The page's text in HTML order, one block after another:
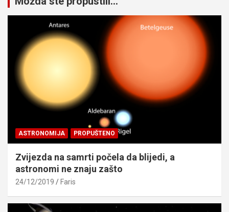
ASTRONOMIJA PROPUŠTENO
Zvijezda na samrti počela da blijedi, a
astronomi ne znaju zašto
24/12/2019 Faris